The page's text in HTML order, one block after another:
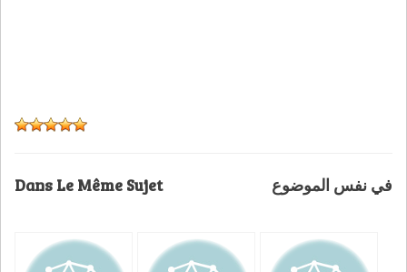
Dans Le Même Sujet في نفس الموضوع